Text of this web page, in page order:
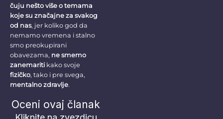
čuju nešto više o temama
koje su značajne za svakog
od nas, jer koliko god da
nemamo vremena i stalno
smo preokupirani
obavezama, ne smemo
zanemariti kako svoje
fizičko, tako i pre svega,
mentalno zdravlje.
Oceni ovaj članak